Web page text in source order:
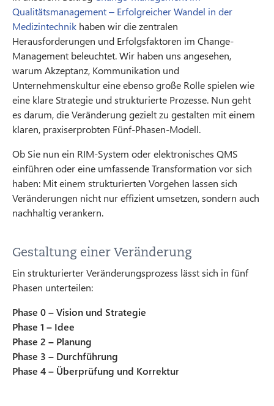
Qualitätsmanagement – Erfolgreicher Wandel in der
Medizintechnik haben wir die zentralen
Herausforderungen und Erfolgsfaktoren im Change-
Management beleuchtet. Wir haben uns angesehen,
warum Akzeptanz, Kommunikation und
Unternehmenskultur eine ebenso große Rolle spielen wie
eine klare Strategie und strukturierte Prozesse. Nun geht
es darum, die Veränderung gezielt zu gestalten mit einem
klaren, praxiserprobten Fünf-Phasen-Modell.
Ob Sie nun ein RIM-System oder elektronisches QMS
einführen oder eine umfassende Transformation vor sich
haben: Mit einem strukturierten Vorgehen lassen sich
Veränderungen nicht nur effizient umsetzen, sondern auch
nachhaltig verankern.
Gestaltung einer Veränderung
Ein strukturierter Veränderungsprozess lässt sich in fünf
Phasen unterteilen:
Phase 0 – Vision und Strategie
Phase 1 – Idee
Phase 2 – Planung
Phase 3 – Durchführung
Phase 4 – Überprüfung und Korrektur